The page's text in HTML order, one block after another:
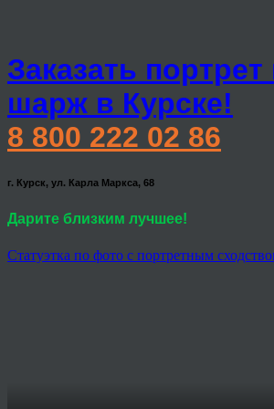
Заказать
шарж в Курске!
8 800 222 02 86
г. Курск, ул. Карла Маркса, 68
Дарите близким лучшее!
Статуэтка по фото с портретным